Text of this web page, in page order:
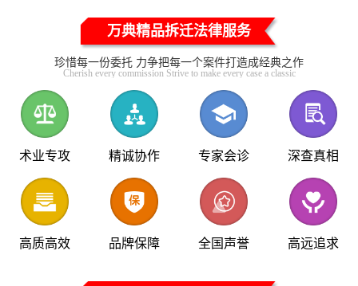
万典精品拆迁法律服务
珍惜每一份委托 力争把每一个案件打造成经典之作
Cherish every commission Strive to make every case a classic
术业专攻 精诚协作 专家会诊 深查真相
高质高效 品牌保障 全国声誉 高远追求